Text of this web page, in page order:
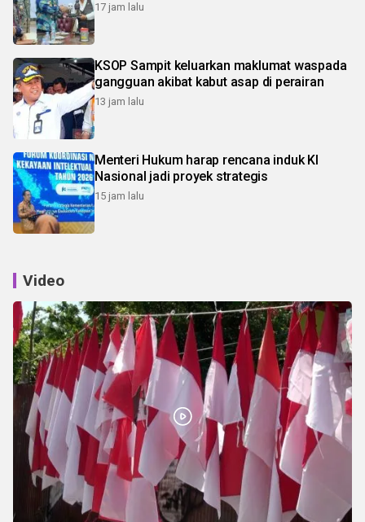
17 jam lalu
KSOP Sampit keluarkan maklumat waspada
gangguan akibat kabut asap di perairan
13 jam lalu
Menteri Hukum harap rencana induk KI
Nasional jadi proyek strategis
15 jam lalu
Video